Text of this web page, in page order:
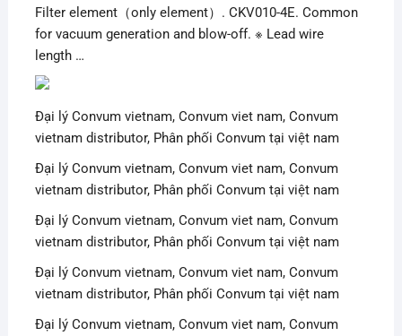
Filter element（only element）. CKV010-4E. Common
for vacuum generation and blow-off. ※ Lead wire
length …
Đại lý Convum vietnam, Convum viet nam, Convum
vietnam distributor, Phân phối Convum tại việt nam
Đại lý Convum vietnam, Convum viet nam, Convum
vietnam distributor, Phân phối Convum tại việt nam
Đại lý Convum vietnam, Convum viet nam, Convum
vietnam distributor, Phân phối Convum tại việt nam
Đại lý Convum vietnam, Convum viet nam, Convum
vietnam distributor, Phân phối Convum tại việt nam
Đại lý Convum vietnam, Convum viet nam, Convum